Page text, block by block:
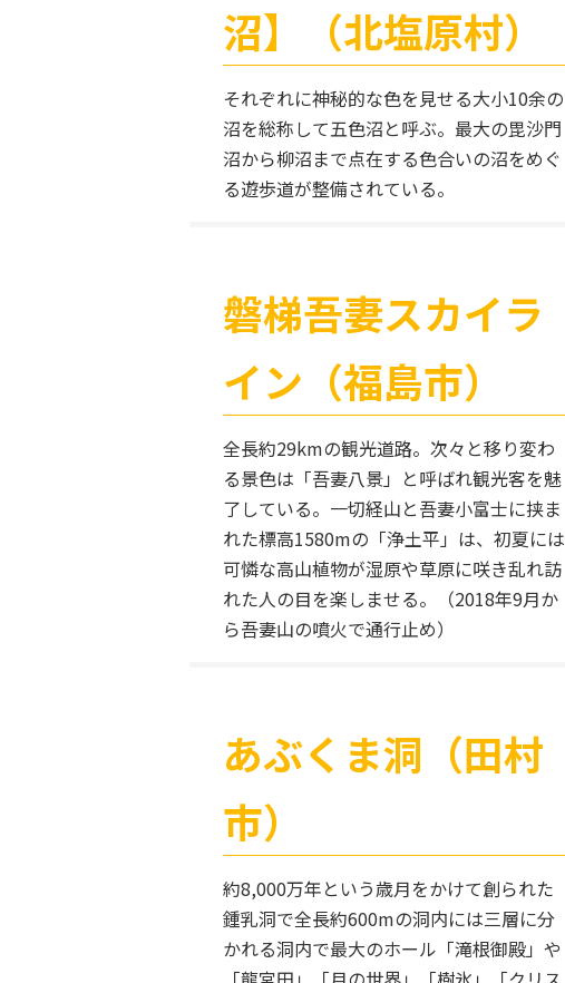
沼】（北塩原村）
それぞれに神秘的な色を見せる大小10余の
沼を総称して五色沼と呼ぶ。最大の毘沙門
沼から柳沼まで点在する色合いの沼をめぐ
る遊歩道が整備されている。
磐梯吾妻スカイラ
イン（福島市）
全長約29kmの観光道路。次々と移り変わ
る景色は「吾妻八景」と呼ばれ観光客を魅
了している。一切経山と吾妻小富士に挟ま
れた標高1580mの「浄土平」は、初夏には
可憐な高山植物が湿原や草原に咲き乱れ訪
れた人の目を楽しませる。（2018年9月か
ら吾妻山の噴火で通行止め）
あぶくま洞（田村
市）
約8,000万年という歳月をかけて創られた
鍾乳洞で全長約600mの洞内には三層に分
かれる洞内で最大のホール「滝根御殿」や